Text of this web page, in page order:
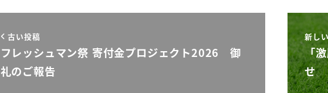
古い投稿
フレッシュマン祭 寄付金プロジェクト2026 御
礼のご報告
新し
「
せ